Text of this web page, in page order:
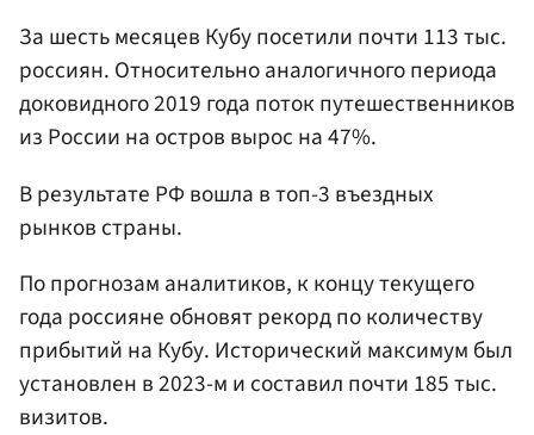
За шесть месяцев Кубу посетили почти 113 тыс.
россиян. Относительно аналогичного периода
доковидного 2019 года поток путешественников
из России на остров вырос на 47%.
В результате РФ вошла в топ-3 въездных
рынков страны.
По прогнозам аналитиков, к концу текущего
года россияне обновят рекорд по количеству
прибытий на Кубу. Исторический максимум был
установлен в 2023-м и составил почти 185 тыс.
визитов.